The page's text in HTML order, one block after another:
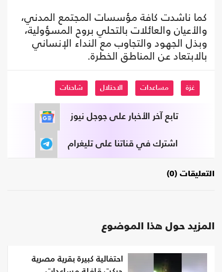
كما ناشدت كافة مؤسسات المجتمع المدني،
والأعيان والعائلات بالتحلي بروح المسؤولية،
وبذل الجهود والتجاوب مع النداء الإنساني
بالابتعاد عن المناطق الخطرة.
غزة مساعدات الاحتلال شاحنات
تابع آخر الأخبار على جوجل نيوز
اشترك في قناتنا على تليغرام
التعليقات (0)
المزيد حول هذا الموضوع
احتفالية كبيرة بقرية مصرية